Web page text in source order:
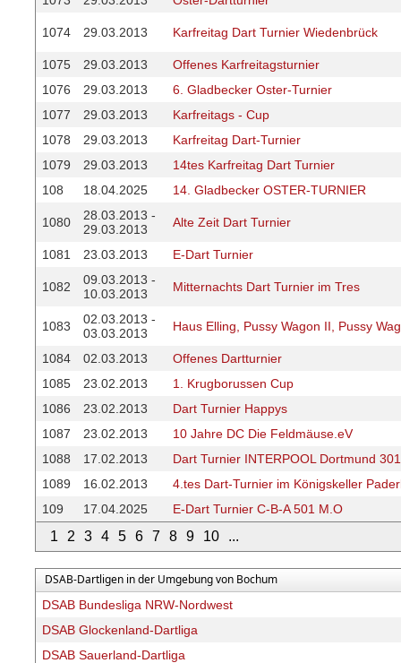
1 2 3 4 5 6 7 8 9 10 ...
1074 29.03.2013 Karfreitag Dart Turnier Wiedenbrück
1075 29.03.2013
Offenes Karfreitagsturnier
1076
29.03.2013
6. Gladbecker Oster-Turnier
1077
29.03.2013
Karfreitags - Cup
1078
29.03.2013
Karfreitag Dart-Turnier
1079
29.03.2013
14tes Karfreitag Dart Turnier
108
18.04.2025 14. Gladbecker OSTER-TURNIER
1080
28.03.2013 -
29.03.2013
Alte Zeit Dart Turnier
1081 23.03.2013 E-Dart Turnier
1082
09.03.2013 -
10.03.2013
Mitternachts Dart Turnier im Tres
1083
02.03.2013 -
03.03.2013
Haus Elling, Pussy Wagon II, Pussy
1084 02.03.2013
Offenes Dartturnier
1085
23.02.2013
1. Krugborussen Cup
1086
23.02.2013
Dart Turnier Happys
1087
23.02.2013
10 Jahre DC Die Feldmäuse.eV
1088
17.02.2013
Dart Turnier INTERPOOL Dortmund
1089
16.02.2013
4.tes Dart-Turnier im Königskeller
109
17.04.2025 E-Dart Turnier C-B-A 501 M.O
DSAB-Dartligen in der Umgebung von Bochum
DSAB Bundesliga NRW-Nordwest
DSAB Glockenland-Dartliga
DSAB Sauerland-Dartliga